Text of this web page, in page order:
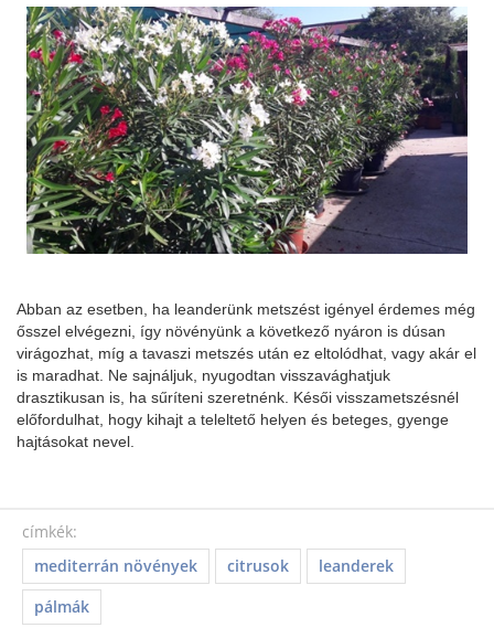
Abban az esetben, ha leanderünk metszést igényel érdemes még
ősszel elvégezni, így növényünk a következő nyáron is dúsan
virágozhat, míg a tavaszi metszés után ez eltolódhat, vagy akár el
is maradhat. Ne sajnáljuk, nyugodtan visszavághatjuk
drasztikusan is, ha sűríteni szeretnénk. Késői visszametszésnél
előfordulhat, hogy kihajt a teleltető helyen és beteges, gyenge
hajtásokat nevel.
címkék:
mediterrán növények
citrusok
leanderek
pálmák